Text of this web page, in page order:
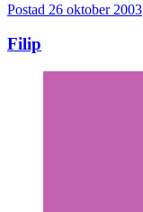
Postad 26 oktober 2003
Filip